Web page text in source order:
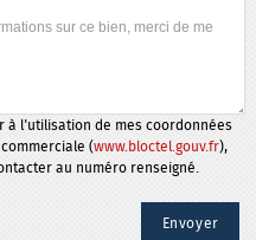
à l'utilisation de mes coordonnées
(www.bloctel.gouv.fr),
au numéro renseigné.